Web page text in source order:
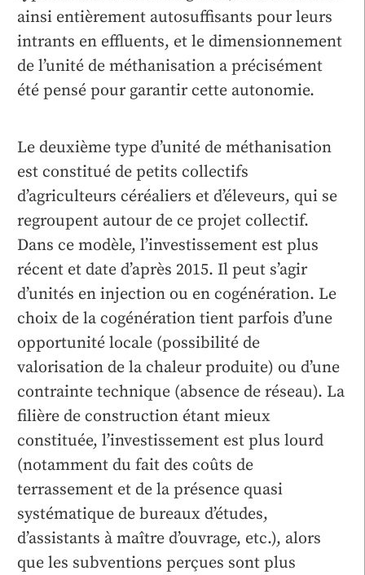
ainsi entièrement autosuffisants pour leurs
intrants en effluents, et le dimensionnement
de l’unité de méthanisation a précisément
été pensé pour garantir cette autonomie.
Le deuxième type d’unité de méthanisation
est constitué de petits collectifs
d’agriculteurs céréaliers et d’éleveurs, qui se
regroupent autour de ce projet collectif.
Dans ce modèle, l’investissement est plus
récent et date d’après 2015. Il peut s’agir
d’unités en injection ou en cogénération. Le
choix de la cogénération tient parfois d’une
opportunité locale (possibilité de
valorisation de la chaleur produite) ou d’une
contrainte technique (absence de réseau). La
filière de construction étant mieux
constituée, l’investissement est plus lourd
(notamment du fait des coûts de
terrassement et de la présence quasi
systématique de bureaux d’études,
d’assistants à maître d’ouvrage, etc.), alors
que les subventions perçues sont plus